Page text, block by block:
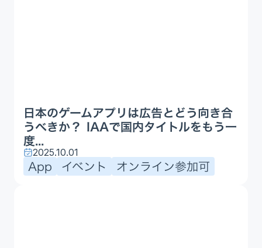
日本のゲームアプリは広告とどう向き合
うべきか？ IAAで国内タイトルをもう一
度...
2025.10.01
App イベント オンライン参加可